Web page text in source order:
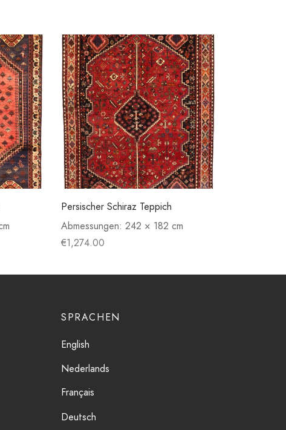
Persischer Schiraz Teppich
Abmessungen: 242 × 182 cm
€1,274.00
SPRACHEN
English
Nederlands
Français
Deutsch